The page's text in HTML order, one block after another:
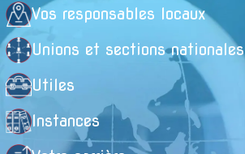
Vos responsables locaux
Unions et sections nationales
Utiles
Instances